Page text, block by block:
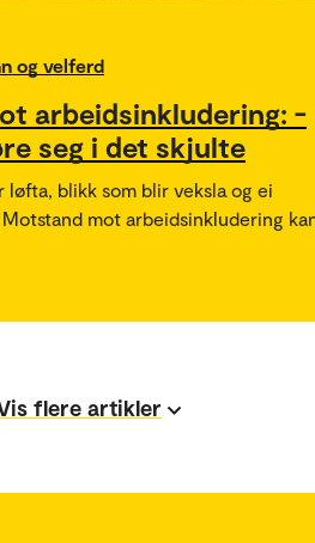
og velferd
arbeidsinkludering: -
seg i det skjulte
løfta, blikk som blir veksla og ei
mot arbeidsinkludering
flere artikler